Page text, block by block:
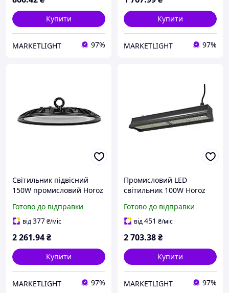
Купити
MARKETLIGHT 97%
Купити
MARKETLIGHT 97%
Світильник підвісний
150W промисловий Horoz
вологозахищений 6400K
IP65
Готово до відправки
від377₴/міс
2 261.94₴
Купити
MARKETLIGHT 97%
Промисловий LED
світильник 100W Horoz
6400К чорний IP65
PYRAMID-100
Готово до відправки
від451 ₴/міс
2 703.38₴
Купити
MARKETLIGHT 97%